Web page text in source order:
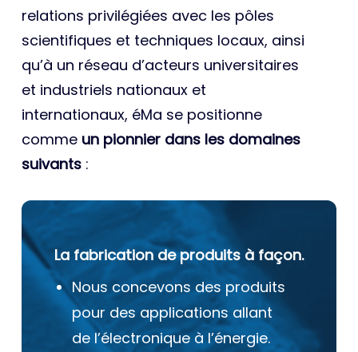
relations privilégiées avec les pôles
scientifiques et techniques locaux, ainsi
qu’à un réseau d’acteurs universitaires
et industriels nationaux et
internationaux, éMa se positionne
comme un pionnier dans les domaines
suivants :
La fabrication de produits à façon.
Nous concevons des produits
pour des applications allant
de l’électronique à l’énergie.